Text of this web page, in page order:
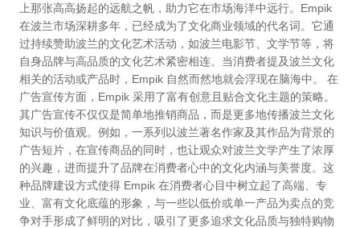
上那张高高扬起的远航之帆，助力它在市场海洋中远行。Empik
在波兰市场深耕多年，已经成为了文化商业领域的代名词。它通
过持续赞助波兰的文化艺术活动，如波兰电影节、文学节等，将
自身品牌与高品质的文化艺术紧密相连。当消费者提及波兰文化
相关的活动或产品时，Empik 自然而然地就会浮现在脑海中。 在
广告宣传方面，Empik 采用了富有创意且贴合文化主题的策略。
其广告宣传不仅仅是简单地推销商品，而是更多地传播波兰文化
知识与价值观。例如，一系列以波兰著名作家及其作品为背景的
广告短片，在宣传商品的同时，也让观众对波兰文学产生了浓厚
的兴趣，进而提升了品牌在消费者心中的文化内涵与美誉度。这
种品牌建设方式使得 Empik 在消费者心目中树立起了高端、专
业、富有文化底蕴的形象，与一些以低价或单一产品为卖点的竞
争对手形成了鲜明的对比，吸引了更多追求文化品质与独特购物